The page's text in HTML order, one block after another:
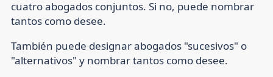
cuatro abogados conjuntos. Si no, puede nombrar
tantos como desee.
También puede designar abogados "sucesivos" o
"alternativos" y nombrar tantos como desee.